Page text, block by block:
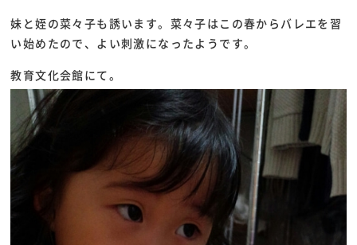
妹と姪の菜々子も誘います。菜々子はこの春からバレエを習
い始めたので、よい刺激になったようです。
教育文化会館にて。